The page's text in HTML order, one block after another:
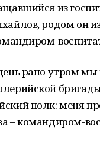
из
родом он
рано утром мы
полк: меня
– командиром-